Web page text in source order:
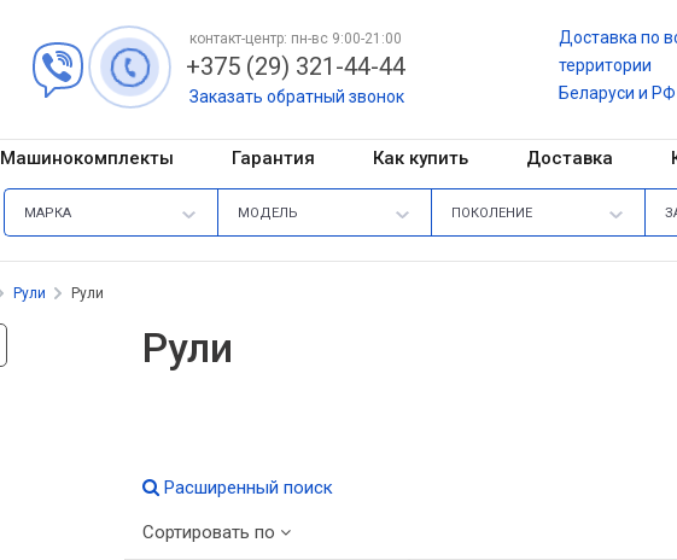
контакт-центр: пн-вс 9:00-21:00
+375 (29) 321-44-44
Заказать обратный звонок
Доставка по
территории
Беларуси и РФ
Машинокомплекты Гарантия Как купить Доставка
МАРКА МОДЕЛЬ ПОКОЛЕНИЕ
Рули Рули
Рули
Расширенный поиск
Сортировать по